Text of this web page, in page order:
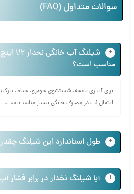
سوالات متداول (FAQ)
شیلنگ
مناسب است؟
برای آبیاری باغچه، شستشوی خودرو، حیاط،
انتقال آب در مصارف خانگی بسیار مناسب است.
طول استاندارد این شیلنگ
آیا شیلنگ نخدار در برابر فشار